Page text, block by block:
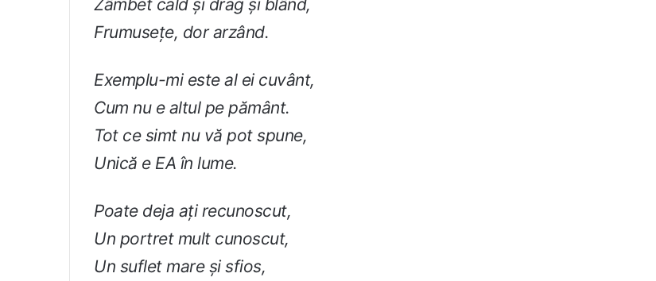
Zâmbet cald și drag și blând,
Frumusețe, dor arzând.
Exemplu-mi este al ei cuvânt,
Cum nu e altul pe pământ.
Tot ce simt nu vă pot spune,
Unică e EA în lume.
Poate deja ați recunoscut,
Un portret mult cunoscut,
Un suflet mare și sfios,